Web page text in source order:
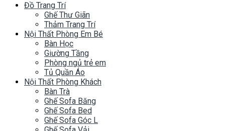
Đồ Trang Trí
Ghế Thư Giãn
Thảm Trang Trí
Nội Thất Phòng Em Bé
Bàn Học
Giường Tầng
Phòng ngủ trẻ em
Tủ Quần Áo
Nội Thất Phòng Khách
Bàn Trà
Ghế Sofa Băng
Ghế Sofa Bed
Ghế Sofa Góc L